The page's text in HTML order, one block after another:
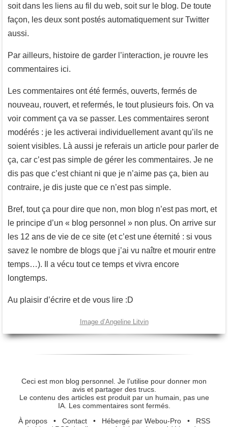
soit dans les liens au fil du web, soit sur le blog. De toute
façon, les deux sont postés automatiquement sur Twitter
aussi.
Par ailleurs, histoire de garder l’interaction, je rouvre les
commentaires ici.
Les commentaires ont été fermés, ouverts, fermés de
nouveau, rouvert, et refermés, le tout plusieurs fois. On va
voir comment ça va se passer. Les commentaires seront
modérés : je les activerai individuellement avant qu’ils ne
soient visibles. Là aussi je referais un article pour parler de
ça, car c’est pas simple de gérer les commentaires. Je ne
dis pas que c’est chiant ni que je n’aime pas ça, bien au
contraire, je dis juste que ce n’est pas simple.
Bref, tout ça pour dire que non, mon blog n’est pas mort, et
le principe d’un « blog personnel » non plus. On arrive sur
les 12 ans de vie de ce site (et c’est une éternité : si vous
savez le nombre de blogs que j’ai vu naître et mourir entre
temps…). Il a vécu tout ce temps et vivra encore
longtemps.
Au plaisir d’écrire et de vous lire :D
Image d’Angeline Litvin
Ceci est mon blog personnel. Je l’utilise pour donner mon
avis et partager des trucs.
Le contenu des articles est produit par un humain, pas une
IA. Les commentaires sont fermés.
À propos• Contact• Hébergé par Webou-Pro• RSS